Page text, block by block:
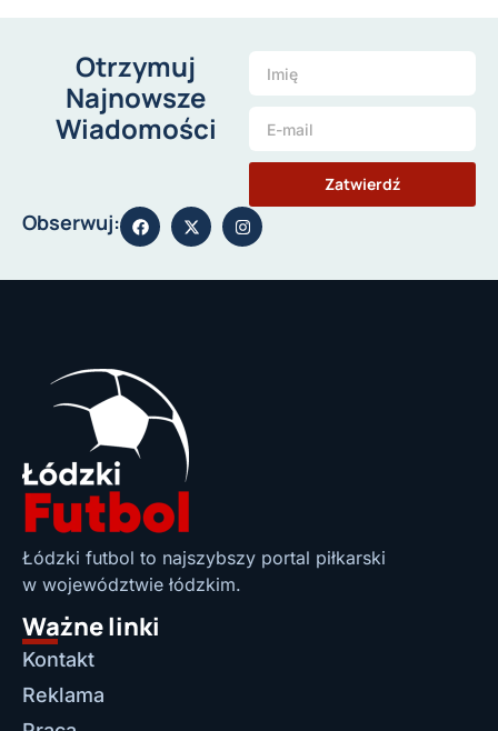
Otrzymuj
Najnowsze
Wiadomości
Zatwierdź
Obserwuj:
Łódzki futbol to najszybszy portal piłkarski
w województwie łódzkim.
Ważne linki
Kontakt
Reklama